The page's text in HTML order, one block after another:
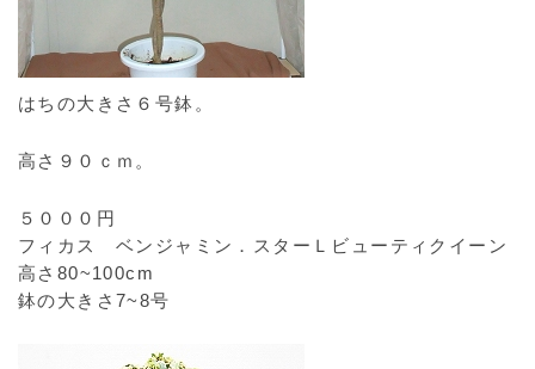
はちの大きさ６号鉢。
高さ９０ｃｍ。
５０００円
フィカス ベンジャミン ．スターＬビューティクイーン
高さ80~100cm
鉢の大きさ7~8号